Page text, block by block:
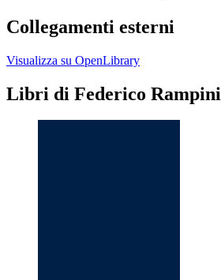
Collegamenti esterni
Visualizza su OpenLibrary
Libri di Federico Rampini